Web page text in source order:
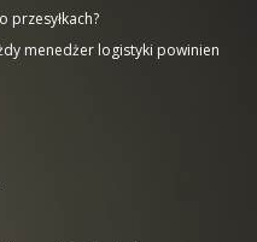
przesyłkach?
menedżer logistyki powinien